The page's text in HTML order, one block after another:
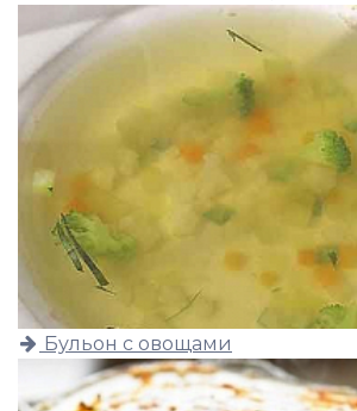
Бульон с овощами